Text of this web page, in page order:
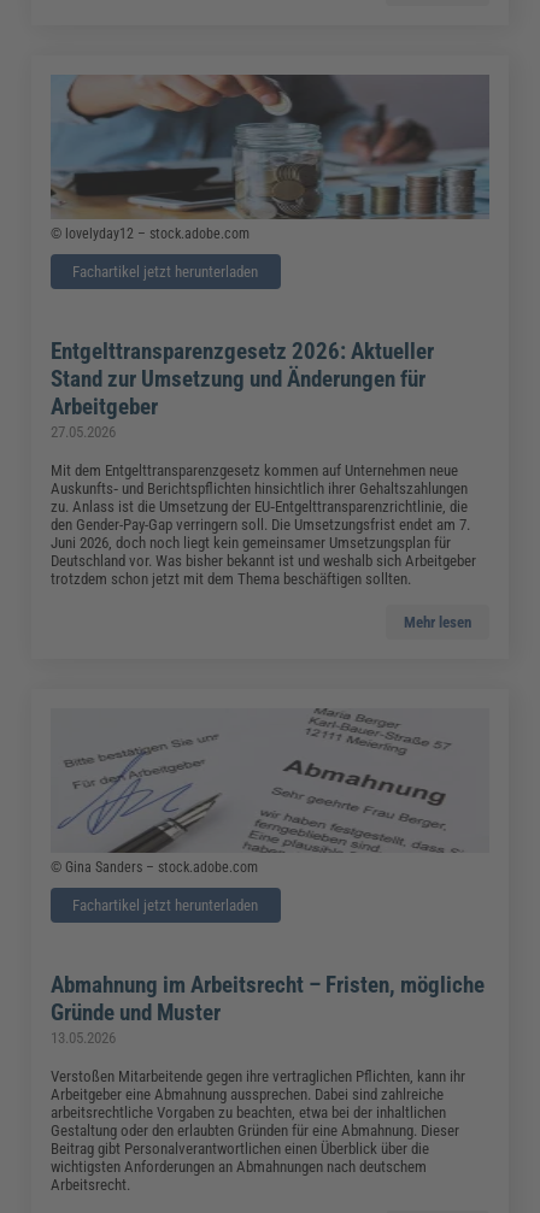
© lovelyday12 – stock.adobe.com
Fachartikel jetzt herunterladen
Entgelttransparenzgesetz 2026: Aktueller
Stand zur Umsetzung und Änderungen für
Arbeitgeber
27.05.2026
Mit dem Entgelttransparenzgesetz kommen auf Unternehmen neue
Auskunfts‑ und Berichtspflichten hinsichtlich ihrer Gehaltszahlungen
zu. Anlass ist die Umsetzung der EU‑Entgelttransparenzrichtlinie, die
den Gender-Pay-Gap verringern soll. Die Umsetzungsfrist endet am 7.
Juni 2026, doch noch liegt kein gemeinsamer Umsetzungsplan für
Deutschland vor. Was bisher bekannt ist und weshalb sich Arbeitgeber
trotzdem schon jetzt mit dem Thema beschäftigen sollten.
Mehr lesen
© Gina Sanders – stock.adobe.com
Fachartikel jetzt herunterladen
Abmahnung im Arbeitsrecht – Fristen, mögliche
Gründe und Muster
13.05.2026
Verstoßen Mitarbeitende gegen ihre vertraglichen Pflichten, kann ihr
Arbeitgeber eine Abmahnung aussprechen. Dabei sind zahlreiche
arbeitsrechtliche Vorgaben zu beachten, etwa bei der inhaltlichen
Gestaltung oder den erlaubten Gründen für eine Abmahnung. Dieser
Beitrag gibt Personalverantwortlichen einen Überblick über die
wichtigsten Anforderungen an Abmahnungen nach deutschem
Arbeitsrecht.